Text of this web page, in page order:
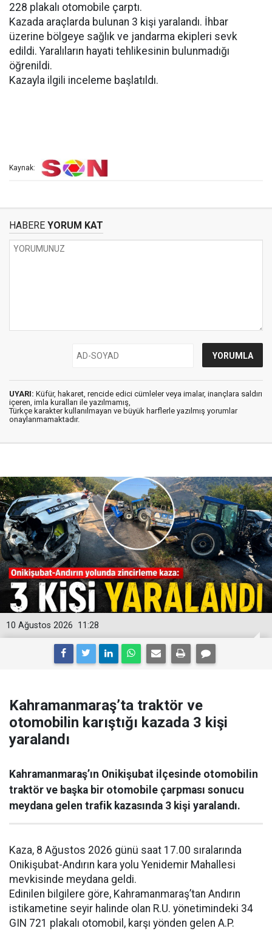
228 plakalı otomobile çarptı.
Kazada araçlarda bulunan 3 kişi yaralandı. İhbar
üzerine bölgeye sağlık ve jandarma ekipleri sevk
edildi. Yaralıların hayati tehlikesinin bulunmadığı
öğrenildi.
Kazayla ilgili inceleme başlatıldı.
Kaynak:
HABERE YORUM KAT
UYARI: Küfür, hakaret, rencide edici cümleler veya imalar, inançlara saldırı
içeren, imla kuralları ile yazılmamış,
Türkçe karakter kullanılmayan ve büyük harflerle yazılmış yorumlar
onaylanmamaktadır.
11:28
10 Ağustos 2026
Kahramanmaraş’ta traktör ve
otomobilin karıştığı kazada 3 kişi
yaralandı
Kahramanmaraş’ın Onikişubat ilçesinde otomobilin
traktör ve başka bir otomobile çarpması sonucu
meydana gelen trafik kazasında 3 kişi yaralandı.
Kaza, 8 Ağustos 2026 günü saat 17.00 sıralarında
Onikişubat-Andırın kara yolu Yenidemir Mahallesi
mevkisinde meydana geldi.
Edinilen bilgilere göre, Kahramanmaraş’tan Andırın
istikametine seyir halinde olan R.U. yönetimindeki 34
GIN 721 plakalı otomobil, karşı yönden gelen A.P.